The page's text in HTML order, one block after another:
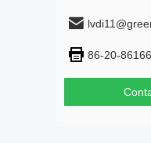
86-20-